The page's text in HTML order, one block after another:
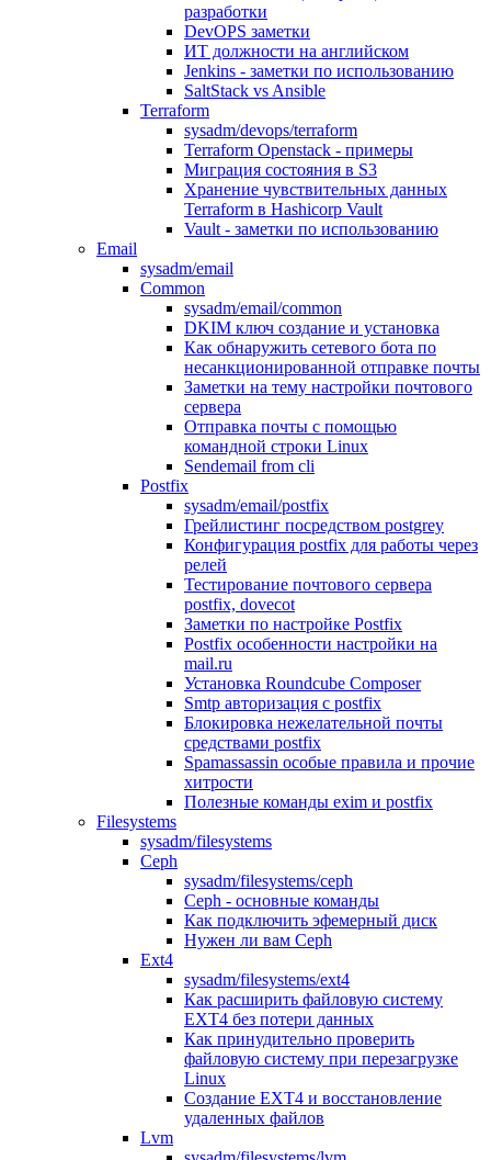
разработки
DevOPS заметки
ИТ должности на английском
Jenkins - заметки по использованию
SaltStack vs Ansible
Terraform
sysadm/devops/terraform
Terraform Openstack - примеры
Миграция состояния в S3
Хранение чувствительных данных
Terraform в Hashicorp Vault
Vault - заметки по использованию
Email
sysadm/email
Common
sysadm/email/common
DKIM ключ создание и установка
Как обнаружить сетевого бота по
несанкционированной отправке почты
Заметки на тему настройки почтового
сервера
Отправка почты с помощью
командной строки Linux
Sendemail from cli
Postfix
sysadm/email/postfix
Грейлистинг посредством postgrey
Конфигурация postfix для работы через
релей
Тестирование почтового сервера
postfix, dovecot
Заметки по настройке Postfix
Postfix особенности настройки на
mail.ru
Установка Roundcube Composer
Smtp авторизация с postfix
Блокировка нежелательной почты
средствами postfix
Spamassassin особые правила и прочие
хитрости
Полезные команды exim и postfix
Filesystems
sysadm/filesystems
Ceph
sysadm/filesystems/ceph
Ceph - основные команды
Как подключить эфемерный диск
Нужен ли вам Ceph
Ext4
sysadm/filesystems/ext4
Как расширить файловую систему
EXT4 без потери данных
Как принудительно проверить
файловую систему при перезагрузке
Linux
Создание EXT4 и восстановление
удаленных файлов
Lvm